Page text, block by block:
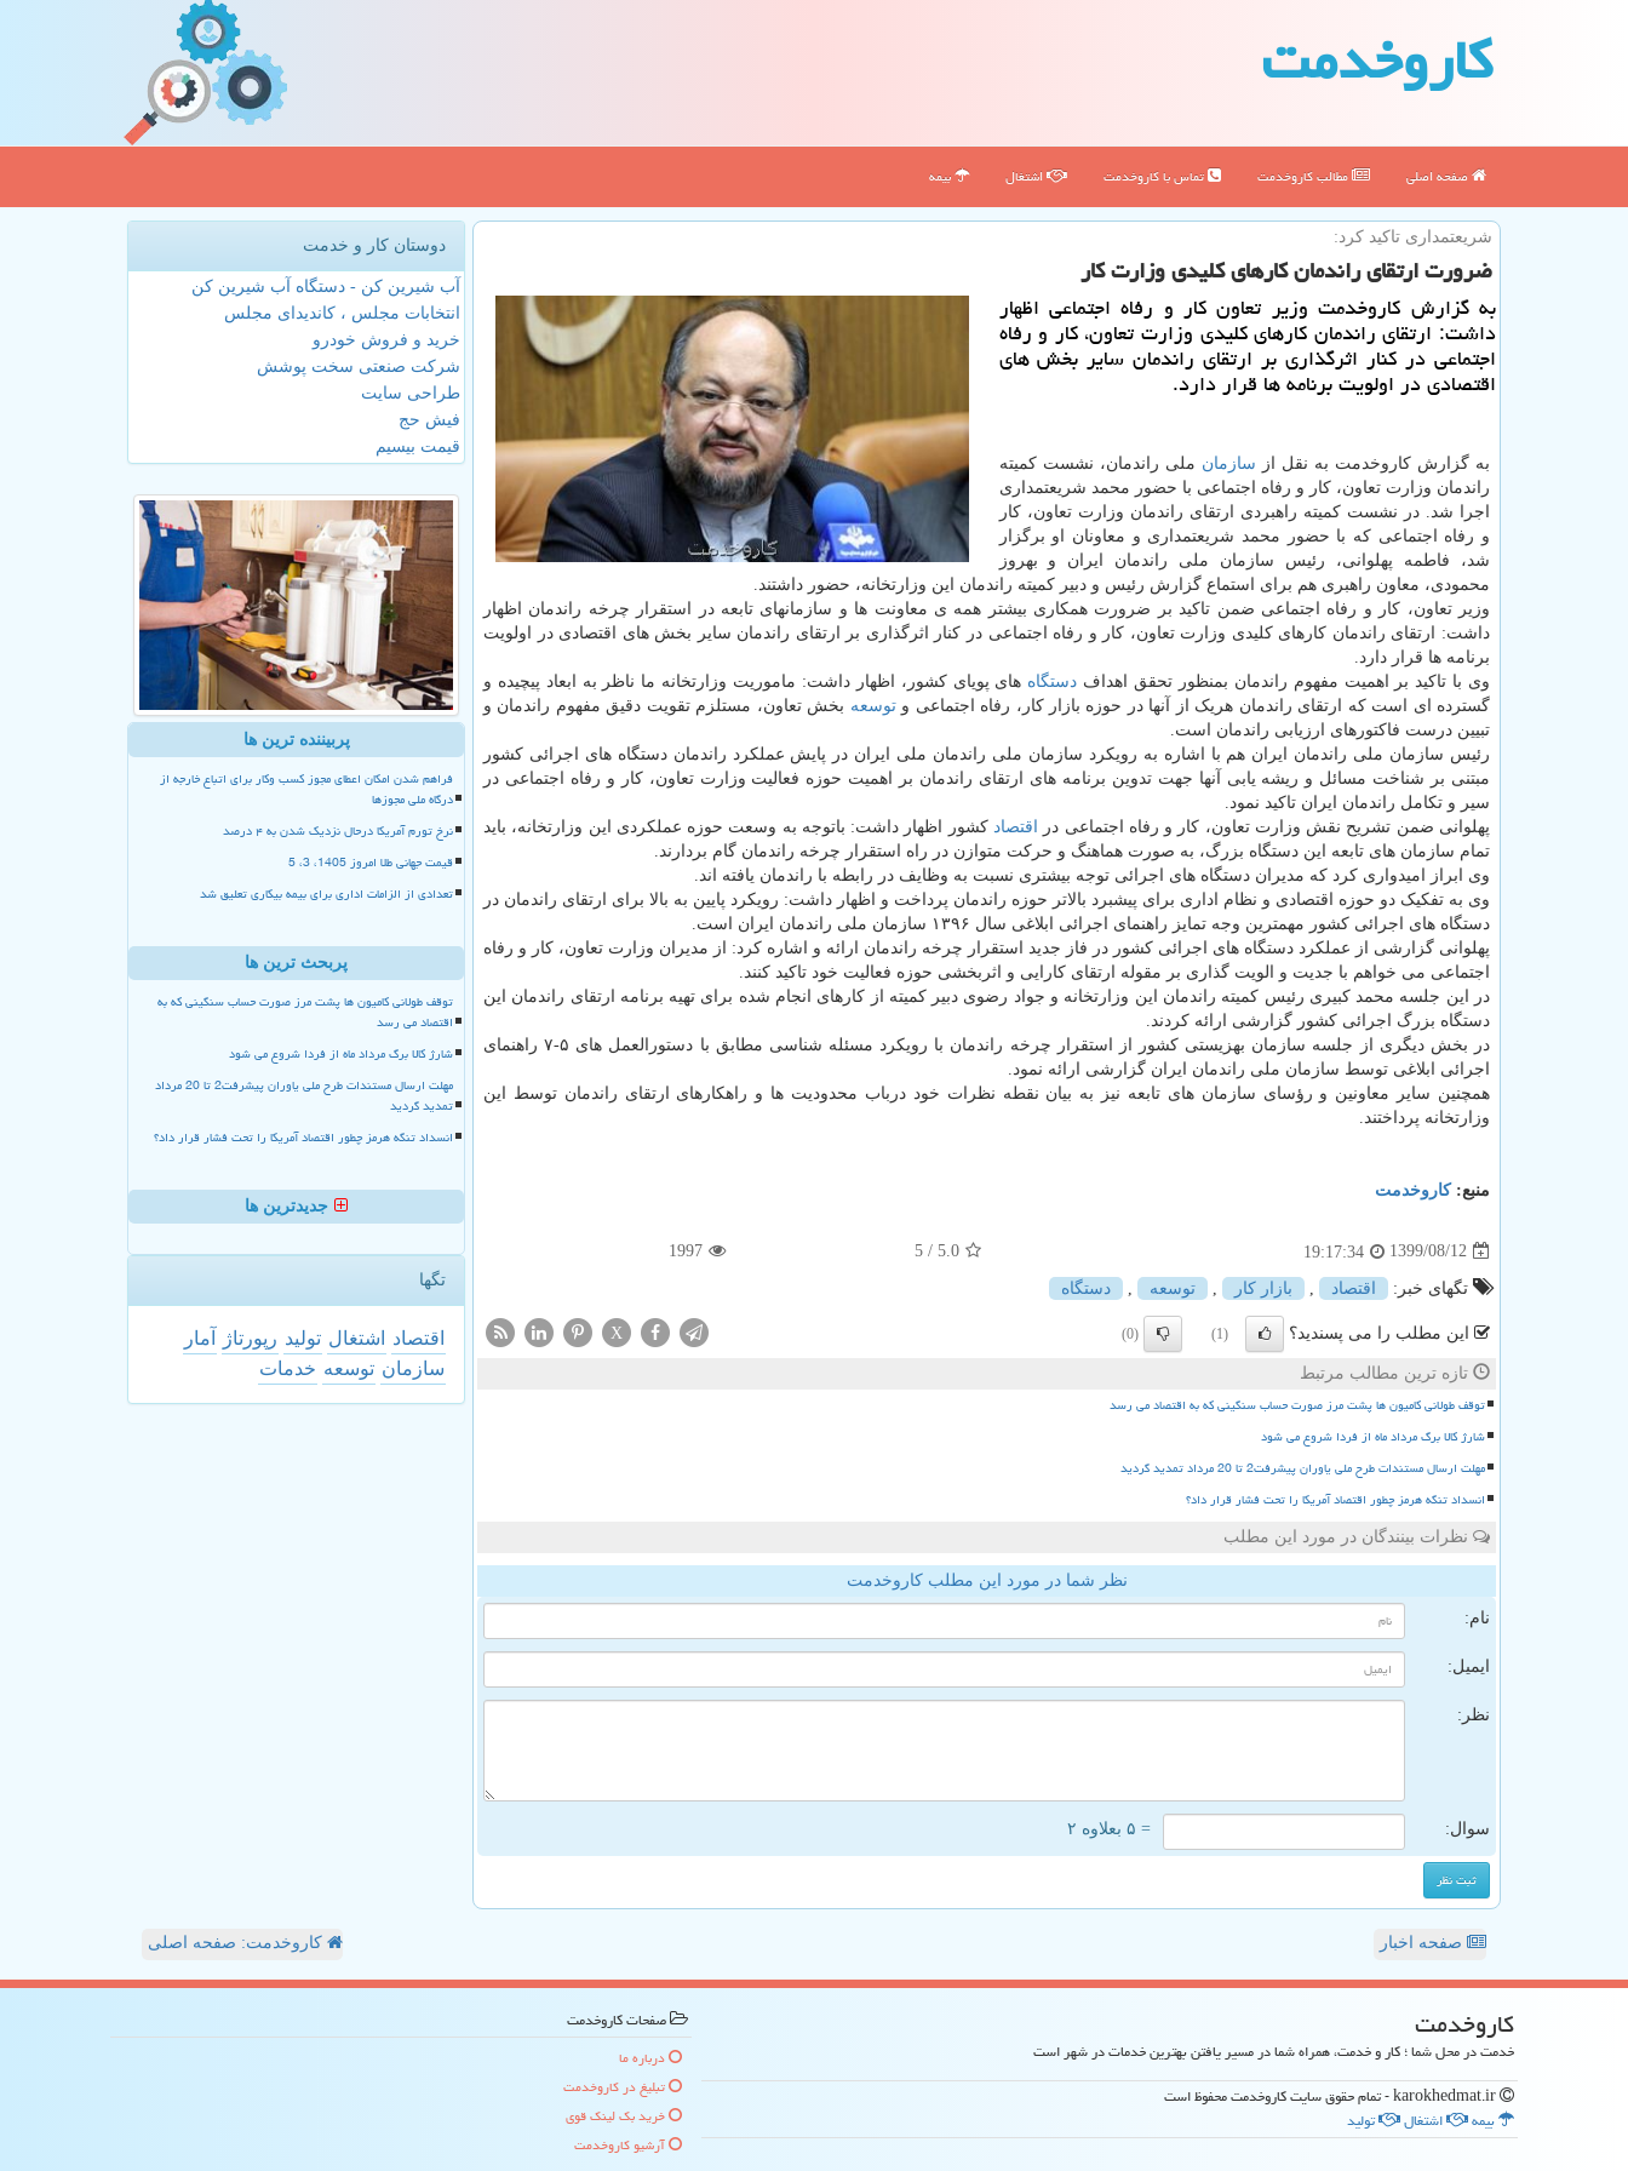
كاروخدمت
صفحه اصلی مطالب كاروخدمت تماس با كاروخدمت اشتغال بیمه
شریعتمداری تاكید كرد:
ضرورت ارتقای راندمان كارهای كلیدی وزارت كار
به گزارش كاروخدمت وزیر تعاون كار و رفاه اجتماعی اظهار
داشت: ارتقای راندمان كارهای كلیدی وزارت تعاون، كار و رفاه
اجتماعی در كنار اثرگذاری بر ارتقای راندمان سایر بخش های
اقتصادی در اولویت برنامه ها قرار دارد.
به گزارش کاروخدمت به نقل از سازمان ملی راندمان، نشست کمیته
راندمان وزارت تعاون، کار و رفاه اجتماعی با حضور محمد شریعتمداری
اجرا شد. در نشست کمیته راهبردی ارتقای راندمان وزارت تعاون، کار
و رفاه اجتماعی که با حضور محمد شریعتمداری و معاونان او برگزار
شد، فاطمه پهلوانی، رئیس سازمان ملی راندمان ایران و بهروز
محمودی، معاون راهبری هم برای استماع گزارش رئیس و دبیر کمیته راندمان این وزارتخانه، حضور داشتند.
وزیر تعاون، کار و رفاه اجتماعی ضمن تاکید بر ضرورت همکاری بیشتر همه ی معاونت ها و سازمانهای تابعه در استقرار چرخه راندمان اظهار
داشت: ارتقای راندمان کارهای کلیدی وزارت تعاون، کار و رفاه اجتماعی در کنار اثرگذاری بر ارتقای راندمان سایر بخش های اقتصادی در اولویت
برنامه ها قرار دارد.
وی با تاکید بر اهمیت مفهوم راندمان بمنظور تحقق اهداف دستگاه های پویای کشور، اظهار داشت: ماموریت وزارتخانه ما ناظر به ابعاد پیچیده و
گسترده ای است که ارتقای راندمان هریک از آنها در حوزه بازار کار، رفاه اجتماعی وتوسعه بخش تعاون، مستلزم تقویت دقیق مفهوم راندمان و
تبیین درست فاکتورهای ارزیابی راندمان است.
رئیس سازمان ملی راندمان ایران هم با اشاره به رویکرد سازمان ملی راندمان ملی ایران در پایش عملکرد راندمان دستگاه های اجرائی کشور
مبتنی بر شناخت مسائل و ریشه یابی آنها جهت تدوین برنامه های ارتقای راندمان بر اهمیت حوزه فعالیت وزارت تعاون، کار و رفاه اجتماعی در
سیر و تکامل راندمان ایران تاکید نمود.
پهلوانی ضمن تشریح نقش وزارت تعاون، کار و رفاه اجتماعی در
اقتصاد کشور اظهار داشت: باتوجه به وسعت حوزه عملکردی این وزارتخانه، باید
تمام سازمان های تابعه این دستگاه بزرگ، به صورت هماهنگ و حرکت متوازن در راه استقرار چرخه راندمان گام بردارند.
وی ابراز امیدواری کرد که مدیران دستگاه های اجرائی توجه بیشتری نسبت به وظایف در رابطه با راندمان یافته اند.
وی به تفکیک دو حوزه اقتصادی و نظام اداری برای پیشبرد بالاتر حوزه راندمان پرداخت و اظهار داشت: رویکرد پایین به بالا برای ارتقای راندمان در
دستگاه های اجرائی کشور مهمترین وجه تمایز راهنمای اجرائی ابلاغی سال ۱۳۹۶ سازمان ملی راندمان ایران است.
پهلوانی گزارشی از عملکرد دستگاه های اجرائی کشور در فاز جدید استقرار چرخه راندمان ارائه و اشاره کرد: از مدیران وزارت تعاون، کار و رفاه
اجتماعی می خواهم با جدیت و الویت گذاری بر مقوله ارتقای کارایی و اثربخشی حوزه فعالیت خود تاکید کنند.
در این جلسه محمد کبیری رئیس کمیته راندمان این وزارتخانه و جواد رضوی دبیر کمیته از کارهای انجام شده برای تهیه برنامه ارتقای راندمان این
دستگاه بزرگ اجرائی کشور گزارشی ارائه کردند.
در بخش دیگری از جلسه سازمان بهزیستی کشور از استقرار چرخه راندمان با رویکرد مسئله شناسی مطابق با دستورالعمل های ۵-۷ راهنمای
اجرائی ابلاغی توسط سازمان ملی راندمان ایران گزارشی ارائه نمود.
همچنین سایر معاونین و رؤسای سازمان های تابعه نیز به بیان نقطه نظرات خود درباب محدودیت ها و راهکارهای ارتقای راندمان توسط این
وزارتخانه پرداختند.
منبع:كاروخدمت
1399/08/12
19:17:34
5.0
/ 5
1997
تگهای خبر: اقتصاد بازار كار توسعه دستگاه
این مطلب را می پسندید؟ (1)
(0)
X
تازه ترین مطالب مرتبط
توقف طولانی کامیون ها پشت مرز صورت حساب سنگینی که به اقتصاد می رسد
شارژ کالا برگ مرداد ماه از فردا شروع می شود
مهلت ارسال مستندات طرح ملی یاوران پیشرفت2 تا 20 مرداد تمدید گردید
انسداد تنگه هرمز چطور اقتصاد آمریکا را تحت فشار قرار داد؟
نظرات بینندگان در مورد این مطلب
نظر شما در مورد این مطلب کاروخدمت
نام:
ایمیل:
نظر:
سوال: = ۵ بعلاوه ۲
دوستان کار و خدمت
آب شیرین کن - دستگاه آب شیرین کن
انتخابات مجلس ، کاندیدای مجلس
خرید و فروش خودرو
شرکت صنعتی سخت پوشش
طراحی سایت
فیش حج
قیمت بیسیم
پربیننده ترین ها
فراهم شدن امکان اعطای مجوز کسب وکار برای اتباع خارجه از
درگاه ملی مجوزها
نرخ تورم آمریکا درحال نزدیک شدن به ۴ درصد
قیمت جهانی طلا امروز 1405، 3، 5
تعدادی از الزامات اداری برای بیمه بیکاری تعلیق شد
پربحث ترین ها
توقف طولانی کامیون ها پشت مرز صورت حساب سنگینی که به
اقتصاد می رسد
شارژ کالا برگ مرداد ماه از فردا شروع می شود
مهلت ارسال مستندات طرح ملی یاوران پیشرفت2 تا 20 مرداد
تمدید گردید
انسداد تنگه هرمز چطور اقتصاد آمریکا را تحت فشار قرار داد؟
جدیدترین ها
تگها
اقتصاد اشتغال تولید رپورتاژ
آمار
سازمان توسعه خدمات
صفحه اخبار کاروخدمت: صفحه اصلی
كاروخدمت
خدمت در محل شما ؛ کار و خدمت، همراه شما در مسیر یافتن بهترین خدمات در شهر است
بیمه
اشتغال تولید
صفحات كاروخدمت
درباره ما
تبلیغ در كاروخدمت
خرید بک لینک قوی
آرشیو كاروخدمت